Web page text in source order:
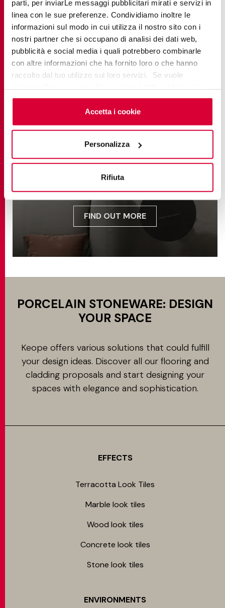
parti, per inviarLe messaggi pubblicitari mirati e servizi in
linea con le sue preferenze. Condividiamo inoltre le
informazioni sul modo in cui utilizza il nostro sito con i
nostri partner che si occupano di analisi dei dati web,
pubblicità e social media i quali potrebbero combinarle
con altre informazioni che ha fornito loro o che hanno
raccolto dal tuo utilizzo sui loro servizi. Se vuole
cookieclicchi qui. Il consenso può essere espresso
cliccando sul tasto “Accetta i cookie”. Se non vuole i
cookie di profilazione può negare il consenso sul tasto
Accetta i cookie
Personalizza
Rifiuta
BRYSTONE
FIND OUT MORE
PORCELAIN STONEWARE: DESIGN
YOUR SPACE
Keope offers various solutions that could fulfill
your design ideas. Discover all our flooring and
cladding proposals and start designing your
spaces with elegance and sophistication.
EFFECTS
Terracotta Look Tiles
Marble look tiles
Wood look tiles
Concrete look tiles
Stone look tiles
ENVIRONMENTS